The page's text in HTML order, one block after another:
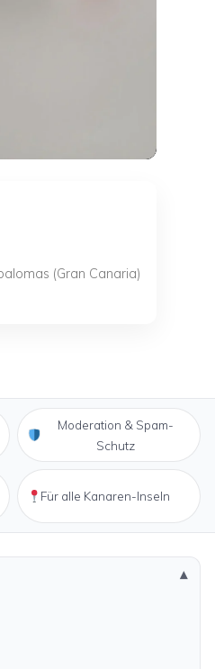
(Gran Canaria)
Moderation & Spam-
Schutz
Für alle Kanaren-Inseln